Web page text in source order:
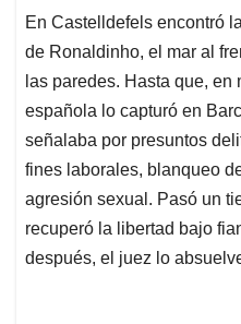
En Castelldefels encontró
de Ronaldinho, el mar al
las paredes. Hasta que,
española lo capturó en
señalaba por presuntos
fines laborales, blanqueo
agresión sexual. Pasó un
recuperó la libertad bajo
después, el juez lo